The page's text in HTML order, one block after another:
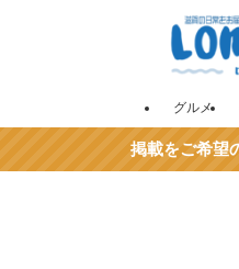
グルメ
掲載をご希望